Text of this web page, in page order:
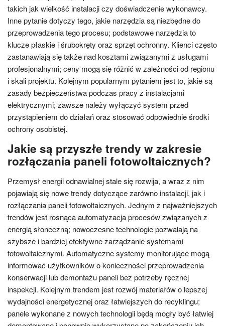
takich jak wielkość instalacji czy doświadczenie wykonawcy.
Inne pytanie dotyczy tego, jakie narzędzia są niezbędne do
przeprowadzenia tego procesu; podstawowe narzędzia to
klucze płaskie i śrubokręty oraz sprzęt ochronny. Klienci często
zastanawiają się także nad kosztami związanymi z usługami
profesjonalnymi; ceny mogą się różnić w zależności od regionu
i skali projektu. Kolejnym popularnym pytaniem jest to, jakie są
zasady bezpieczeństwa podczas pracy z instalacjami
elektrycznymi; zawsze należy wyłączyć system przed
przystąpieniem do działań oraz stosować odpowiednie środki
ochrony osobistej.
Jakie są przyszłe trendy w zakresie
rozłączania paneli fotowoltaicznych?
Przemysł energii odnawialnej stale się rozwija, a wraz z nim
pojawiają się nowe trendy dotyczące zarówno instalacji, jak i
rozłączania paneli fotowoltaicznych. Jednym z najważniejszych
trendów jest rosnąca automatyzacja procesów związanych z
energią słoneczną; nowoczesne technologie pozwalają na
szybsze i bardziej efektywne zarządzanie systemami
fotowoltaicznymi. Automatyczne systemy monitorujące mogą
informować użytkowników o konieczności przeprowadzenia
konserwacji lub demontażu paneli bez potrzeby ręcznej
inspekcji. Kolejnym trendem jest rozwój materiałów o lepszej
wydajności energetycznej oraz łatwiejszych do recyklingu;
panele wykonane z nowych technologii będą mogły być łatwiej